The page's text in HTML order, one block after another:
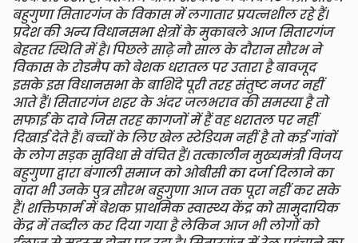
बहुगुणा सितारगंज के विकास में लगातार प्रयत्नशील रहे हैं।
प्रदेश की अन्य विधानसभा क्षेत्रों के मुकाबले आज सितारगंज
बेहतर स्थिति में है। पिछले साढ़े नौ साल के दौरान सौरभ ने
विकास के रोडमैप को बेशक धरातल पर उतारा है बावजूद
इसके इस विधानसभा के बाशिंदे पूरी तरह संतुष्ट नजर नहीं
आते हैं। सितारगंज शहर के अंदर जलभराव की समस्या है तो
सफाई के दावे जिस तरह कागजों में हैं वह धरातल पर नहीं
दिखाई देते हैं। बच्चों के लिए खेल स्टेडियम नहीं है तो कई गांवों
के लोग सड़क सुविधा से वंचित हैं। तत्कालीन मुख्यमंत्री विजय
बहुगुणा द्वारा बंगाली समाज को ओबीसी का दर्जा दिलाने का
वादा भी उनके पुत्र सौरभ बहुगुणा आज तक पूरा नहीं कर सके
हैं। शक्तिफार्म में बेशक प्राथमिक स्वास्थ्य केंद्र को सामुदायिक
केंद्र में तब्दील कर दिया गया है लेकिन आज भी लोगों को